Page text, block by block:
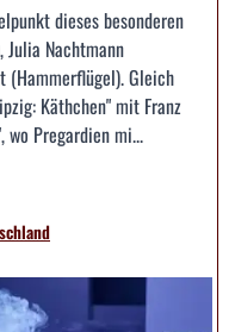
dieses besonderen
Julia Nachtmann
(Hammerflügel). Gleich
Käthchen" mit Franz
wo Pregardien mi...